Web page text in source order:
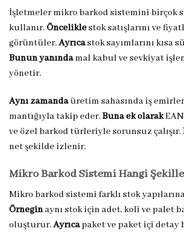
İşletmeler mikro barkod sistemini birçok
kullanır.Önceliklestok satışlarını ve
görüntüler.Ayrıcastok sayımlarını kısa
Bunun yanındamal kabul ve sevkiyat
yönetir.
Aynı zamandaüretim sahasında iş
mantığıyla takip eder.Buna ek olarak
ve özel barkod türleriyle sorunsuz çalışır.
net şekilde izlenir.
Mikro Barkod Sistemi Hangi
Mikro barkod sistemi farklı stok
Örneğinaynı stok için adet, koli ve palet
oluşturur.Ayrıcapaket ve paket içi detay